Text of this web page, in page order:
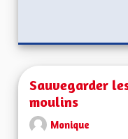
Sauvegarder
moulins
Monique